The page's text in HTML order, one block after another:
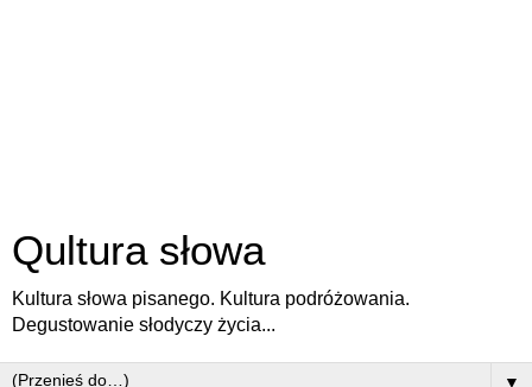
Qultura słowa
Kultura słowa pisanego. Kultura podróżowania.
Degustowanie słodyczy życia...
▼